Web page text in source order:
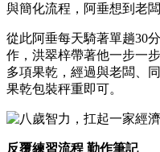
與簡化流程，阿垂想到老
從此阿垂每天騎著單趟30
作，洪翠梓帶著他一步一
多項果乾，經過與老闆、
果乾包裝秤重即可。
反覆練習流程 勤作筆記